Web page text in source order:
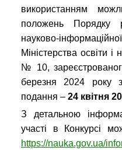
використанням
положень Порядку
науково-
Міністерства освіти
№ 10,
березня 2024 року
подання – 24 квітня
З детальною
участі в Конкурсі
https://nauka.gov.ua/